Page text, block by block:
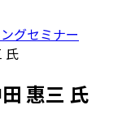
グセミナー
氏
惠三 氏